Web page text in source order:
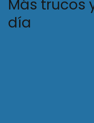
Más trucos
día